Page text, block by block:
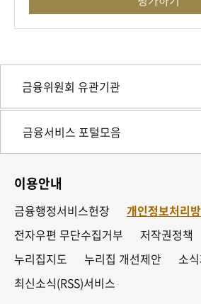
이용안내
금융행정서비스헌장
개인정보처리
전자우편 무단수집거부
저작권정책
누리집지도
누리집 개선제안
소
최신소식(RSS)서비스